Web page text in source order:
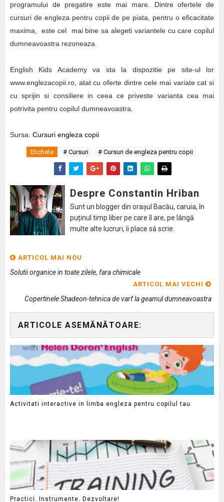
programului de pregatire este mai mare. Dintre ofertele de
cursuri de engleza pentru copii de pe piata, pentru o eficacitate
maxima, este cel mai bine sa alegeti variantele cu care copilul
dumneavoastra rezoneaza.
English Kids Academy va sta la dispozitie pe site-ul lor
www.englezacopii.ro, atat cu oferte dintre cele mai variate cat si
cu sprijin si consiliere in ceea ce priveste varianta cea mai
potrivita pentru copilul dumneavoastra.
Sursa: Cursuri engleza copii
Etichete # Cursuri # Cursuri de engleza pentru copii
Despre Constantin Hriban
Sunt un blogger din orașul Bacău, caruia, în
puținul timp liber pe care îl are, pe lângă
multe alte lucruri, îi place să scrie.
ARTICOL MAI NOU
Solutii organice in toate zilele, fara chimicale
ARTICOL MAI VECHI
Copertinele Shadeon-tehnica de varf la geamul dumneavoastra
ARTICOLE ASEMĂNĂTOARE:
Activitati interactive in limba engleza pentru copilul tau
Practici. Instrumente. Dezvoltare!